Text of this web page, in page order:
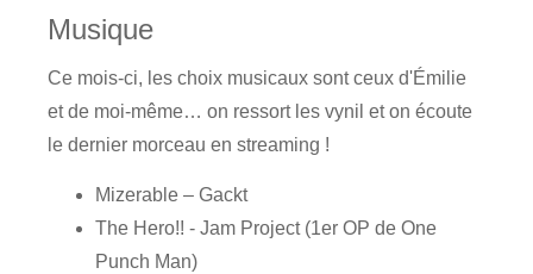
Musique
Ce mois-ci, les choix musicaux sont ceux d'Émilie
et de moi-même… on ressort les vynil et on écoute
le dernier morceau en streaming !
Mizerable – Gackt
The Hero!! - Jam Project (1er OP de One
Punch Man)